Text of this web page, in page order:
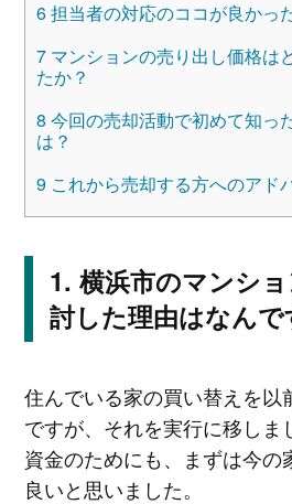
6担当者の対応のココが良かった
7マンションの売り出し価格は
たか？
8 今回の売却活動で初めて知っ
は？
9これから売却する方へのアド
横浜市のマンシ
討した理由はなんで
住んでいる家の買い替えを以
ですが、それを実行に移しま
資金のためにも、まずは今の
良いと思いました。